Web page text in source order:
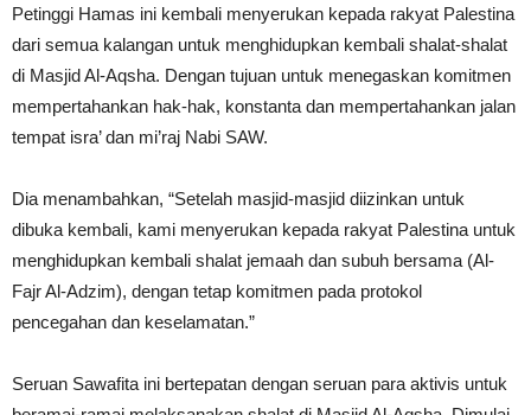
Petinggi Hamas ini kembali menyerukan kepada rakyat Palestina
dari semua kalangan untuk menghidupkan kembali shalat-shalat
di Masjid Al-Aqsha. Dengan tujuan untuk menegaskan komitmen
mempertahankan hak-hak, konstanta dan mempertahankan jalan
tempat isra’ dan mi’raj Nabi SAW.
Dia menambahkan, “Setelah masjid-masjid diizinkan untuk
dibuka kembali, kami menyerukan kepada rakyat Palestina untuk
menghidupkan kembali shalat jemaah dan subuh bersama (Al-
Fajr Al-Adzim), dengan tetap komitmen pada protokol
pencegahan dan keselamatan.”
Seruan Sawafita ini bertepatan dengan seruan para aktivis untuk